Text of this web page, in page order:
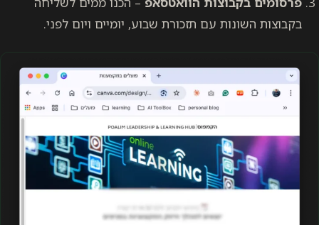
בקבוצות השונות עם תזכורת שבוע, יומיים ויום לפני.